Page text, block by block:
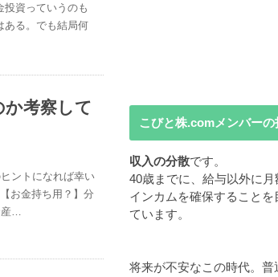
投資っていうのも
ある。でも結局何
か考察して
ントになれば幸い
お金持ち用？】分
産…
こびと株.comメンバーの
収入の分散です。
40歳までに、給与以外に
インカムを確保すること
ています。
将来が不安なこの時代。普